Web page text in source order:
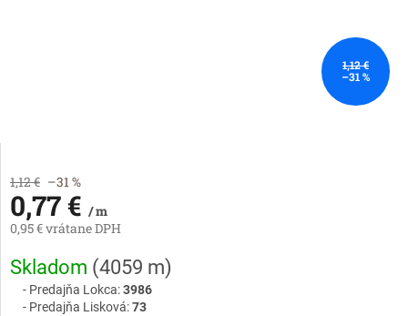
1,12 €
–31 %
1,12 € –31 %
0,77 € / m
0,95 € vrátane DPH
Jednotková
cena:
Skladom (4059 m)
Predajňa Lokca:3986
Predajňa Lisková:73